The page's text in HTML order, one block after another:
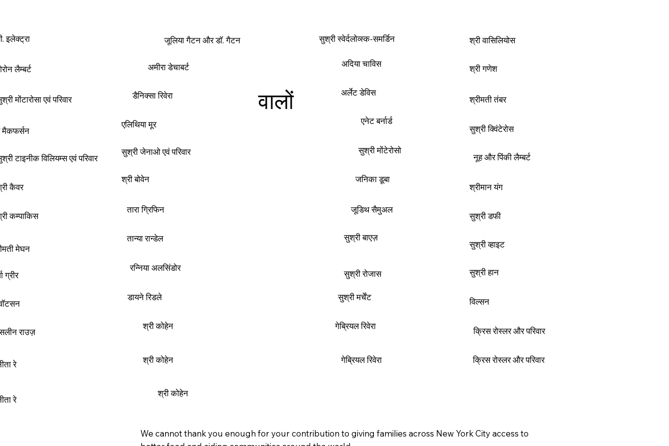
वालों
जूलिया गैटन और डॉ. गैटन
अमीरा डेचाबर्ट
डैनिक्सा रिवेरा
एलिथिया मूर
सुश्री जेनाओ एवं परिवार
श्री बोवेन
तारा ग्रिफिन
तान्या रान्डेल
डायने रिडले
श्री कोहेन
ग्रीर
रन्निया अलसिंडोर
रे
राउज़
इलेक्ट्रा
मैकफर्सन
लैम्बर्ट
मोंटारोसा एवं परिवार
कम्पाकिस
क्रिस रोस्लर और परिवार
मेघन
टाइनीक विलियम्स एवं परिवार
श्रीमान यंग
We cannot thank you enough for your contribution to giving families across New York City access to
अदिया चाविस
अर्लेट डेविस
एनेट बर्नार्ड
कैवर
सुश्री मर्चेंट
नूह और पिंकी लैम्बर्ट
श्री वासिलियोस
श्री गणेश
श्रीमती तंबर
सुश्री क्विंटेरोस
सुश्री मोंटेरोसो
सुश्री स्वेर्दलोव्स्क-समर्डिन
जनिका डूबा
सुश्री डफी
सुश्री हान
जूडिथ सैमुअल
सुश्री व्हाइट
सुश्री रोजास
गेब्रियल रिवेरा
विल्सन
सुश्री बाएज़
श्री कोहेन गेब्रियल रिवेरा क्रिस रोस्लर और परिवार
रे
श्री कोहेन